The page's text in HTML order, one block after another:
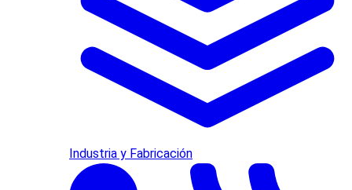
Industria y Fabricación